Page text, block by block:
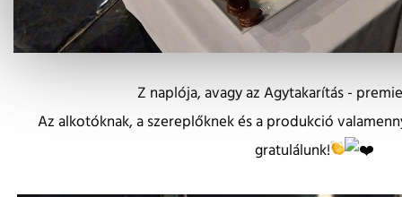
Z naplója, avagy az Agytakarítás -
Az alkotóknak, a szereplőknek és a produkció
gratulálunk!